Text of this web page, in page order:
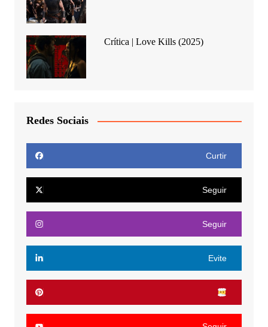
Crítica | Love Kills (2025)
Redes Sociais
Curtir
Seguir
Seguir
Evite